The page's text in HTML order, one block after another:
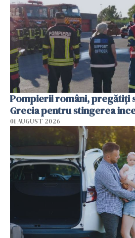
Pompierii români, pregătiţi
Grecia pentru stingerea
01 AUGUST 2026